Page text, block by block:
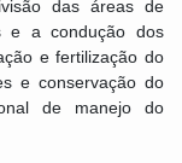
das áreas de
e a condução dos
e fertilização do
e conservação do
de manejo do